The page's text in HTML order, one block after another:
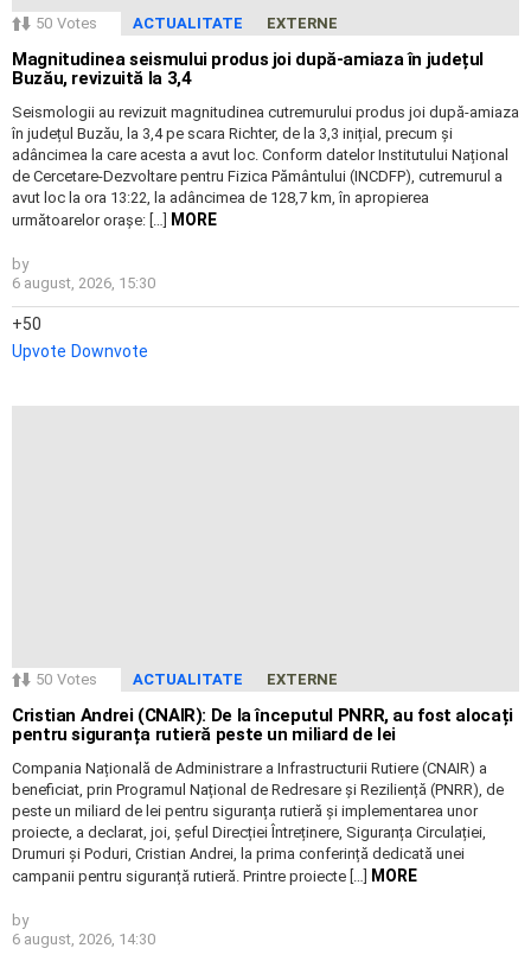
50 Votes ACTUALITATE EXTERNE
Magnitudinea seismului produs joi după-amiaza în județul
Buzău, revizuită la 3,4
Seismologii au revizuit magnitudinea cutremurului produs joi după-amiaza
în județul Buzău, la 3,4 pe scara Richter, de la 3,3 inițial, precum și
adâncimea la care acesta a avut loc. Conform datelor Institutului Național
de Cercetare-Dezvoltare pentru Fizica Pământului (INCDFP), cutremurul a
avut loc la ora 13:22, la adâncimea de 128,7 km, în apropierea
următoarelor orașe: […]
MORE
by
6 august, 2026, 15:30
50
Upvote Downvote
50 Votes ACTUALITATE EXTERNE
Cristian Andrei (CNAIR): De la începutul PNRR, au fost alocați
pentru siguranța rutieră peste un miliard de lei
Compania Națională de Administrare a Infrastructurii Rutiere (CNAIR) a
beneficiat, prin Programul Național de Redresare și Reziliență (PNRR), de
peste un miliard de lei pentru siguranța rutieră și implementarea unor
proiecte, a declarat, joi, șeful Direcției Întreținere, Siguranța Circulației,
Drumuri și Poduri, Cristian Andrei, la prima conferință dedicată unei
campanii pentru siguranță rutieră. Printre proiecte […]
MORE
by
6 august, 2026, 14:30